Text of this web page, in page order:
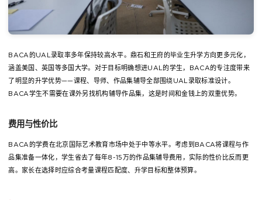
BACA的UAL录取率多年保持较高水平。鼎石和王府的毕业生升学方向更多元化，
涵盖美国、英国等多国大学。对于目标明确想进UAL的学生，BACA的专注度带来
了明显的升学优势——课程、导师、作品集辅导全部围绕UAL录取标准设计。
BACA学生不需要在课外另找机构辅导作品集，这是时间和金钱上的双重优势。
费用与性价比
BACA的学费在北京国际艺术教育市场中处于中等水平。考虑到BACA将课程与作
品集准备一体化，学生省去了每年8-15万的作品集辅导费用，实际的性价比反而更
高。家长在选择时应综合考量课程匹配度、升学目标和整体预算。